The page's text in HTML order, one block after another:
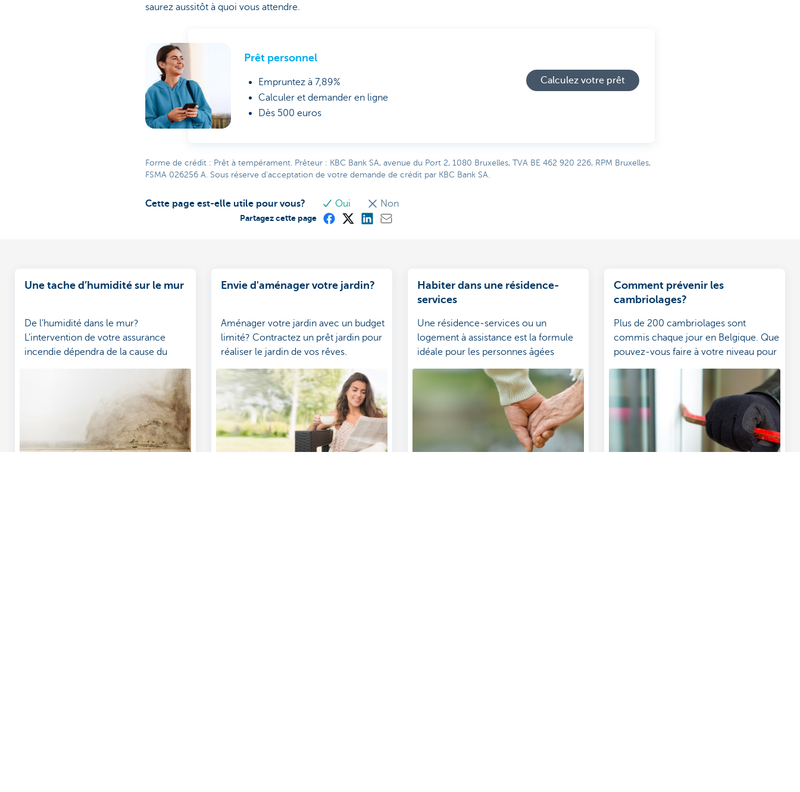
saurez aussitôt à quoi vous attendre.
Prêt personnel
Empruntez à 7,89%
Calculer et demander en ligne
Dès 500 euros
Calculez votre prêt
Forme de crédit : Prêt à tempérament. Prêteur : KBC Bank SA, avenue du Port 2, 1080 Bruxelles, TVA BE 462 920 226, RPM Bruxelles,
FSMA 026256 A. Sous réserve d'acceptation de votre demande de crédit par KBC Bank SA.
Cette page est-elle utile pour vous? Oui Non
Partagez cette page
Une tache d’humidité sur le mur
De l’humidité dans le mur?
L'intervention de votre assurance
incendie dépendra de la cause du
Envie d'aménager votre jardin?
Aménager votre jardin avec un budget
limité? Contractez un prêt jardin pour
réaliser le jardin de vos rêves.
Habiter dans une résidence-
services
Une résidence-services ou un
logement à assistance est la formule
idéale pour les personnes âgées
actives.
Comment prévenir les
cambriolages?
Plus de 200 cambriolages sont
commis chaque jour en Belgique. Que
pouvez-vous faire à votre niveau pour
la prévention contre les cambriolages?